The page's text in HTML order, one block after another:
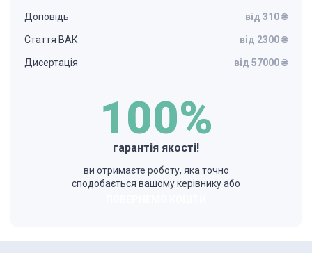
Доповідь від 310 ₴
Стаття ВАК від 2300 ₴
Дисертація від 57000 ₴
100%
гарантія якості!
ви отримаєте роботу, яка точно
сподобається вашому керівнику або